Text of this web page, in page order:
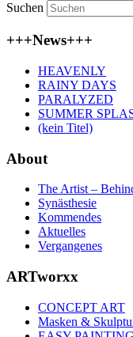
Suchen
+++News+++
HEAVENLY
RAINY DAYS
PARALYZED
SUMMER
(kein Titel)
About
The Artist –
Synästhesie
Kommendes
Aktuelles
Vergangenes
ARTworxx
CONCEPT ART
Masken &